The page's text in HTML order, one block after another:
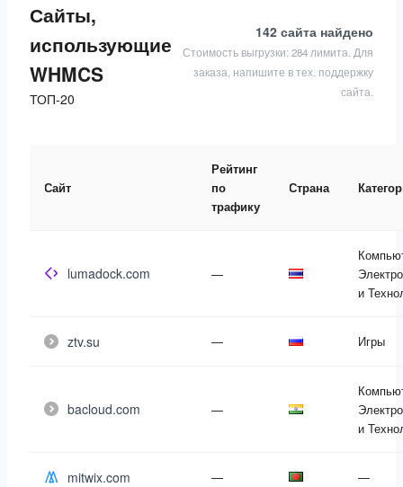
Сайты,
использующие
WHMCS
ТОП-20
142 сайта найдено
Стоимость выгрузки: 284 лимита. Для
заказа, напишите в тех. поддержку
сайта.
Сайт
Рейтинг
по
трафику
Страна
lumadock.com —
и
ztv.su — Игры
bacloud.com —
и
mitwix.com — —